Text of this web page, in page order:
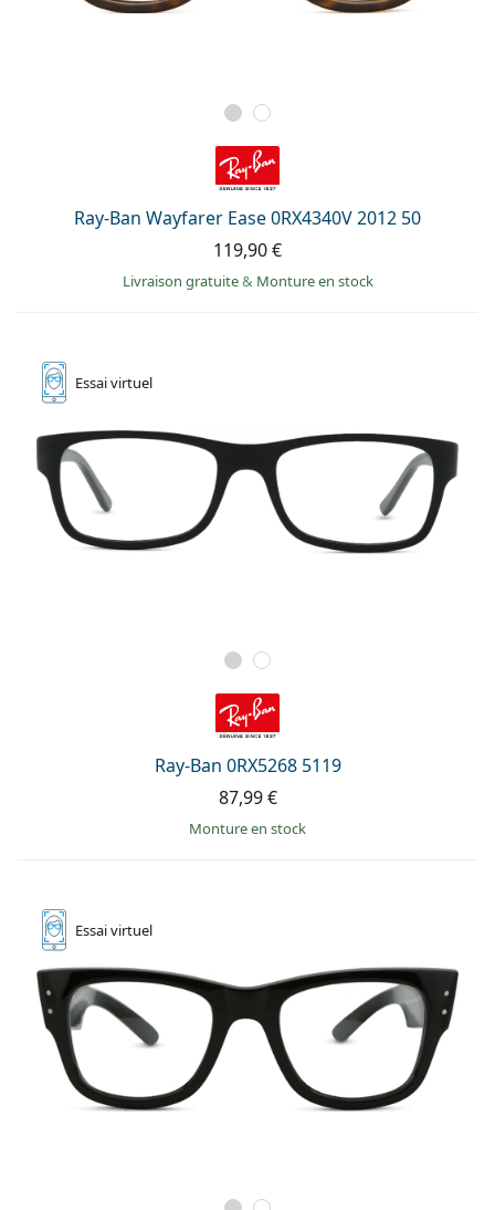
Ray-Ban Wayfarer Ease 0RX4340V 2012 50
119,90 €
Livraison gratuite& Monture en stock
Essaivirtuel
Ray-Ban 0RX5268 5119
87,99 €
Monture en stock
Essaivirtuel